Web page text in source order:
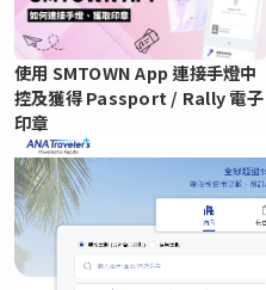
使用 SMTOWN App 連接手燈中
控及獲得 Passport / Rally 電子
印章